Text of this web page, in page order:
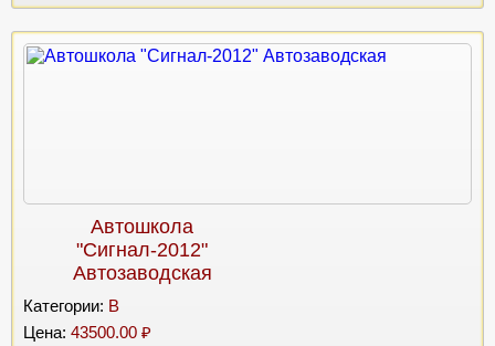
Автошкола
"Сигнал-2012"
Автозаводская
Категории: B
Цена: 43500.00 ₽